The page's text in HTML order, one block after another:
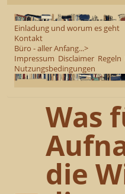
Einladung und worum es geht
Kontakt
Büro - aller Anfang...>
Impressum Disclaimer Regeln
Nutzungsbedingungen
Was
die